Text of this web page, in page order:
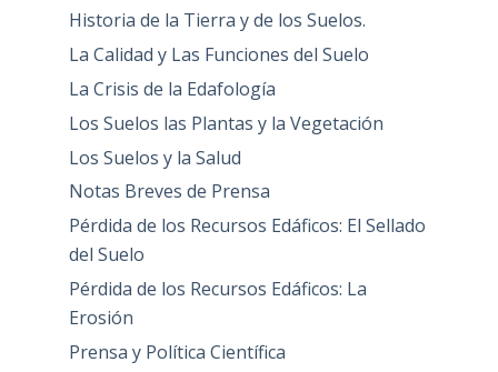
Historia de la Tierra y de los Suelos.
La Calidad y Las Funciones del Suelo
La Crisis de la Edafología
Los Suelos las Plantas y la Vegetación
Los Suelos y la Salud
Notas Breves de Prensa
Pérdida de los Recursos Edáficos: El Sellado
del Suelo
Pérdida de los Recursos Edáficos: La
Erosión
Prensa y Política Científica